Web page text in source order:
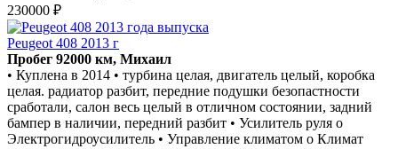
230000 ₽
Peugeot 408 2013 г
Пробег 92000 км, Михаил
• Куплена в 2014 • турбина целая, двигатель целый, коробка
целая. радиатор разбит, передние подушки безопастности
сработали, салон весь целый в отличном состоянии, задний
бампер в наличии, передний разбит • Усилитель руля o
Электрогидроусилитель • Управление климатом o Климат